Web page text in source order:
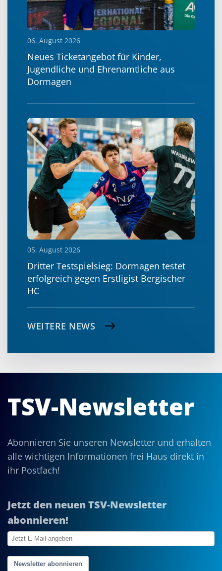
06. August 2026
Neues Ticketangebot für Kinder,
Jugendliche und Ehrenamtliche aus
Dormagen
05. August 2026
Dritter Testspielsieg: Dormagen testet
erfolgreich gegen Erstligist Bergischer
HC
WEITERE NEWS
TSV-Newsletter
Abonnieren Sie unseren Newsletter und erhalten
alle wichtigen Informationen frei Haus direkt in
ihr Postfach!
Jetzt den neuen TSV-Newsletter
abonnieren!
Newsletter abonnieren